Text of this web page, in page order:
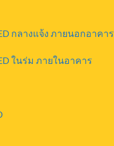
กลางแจ้ง ภายนอกอาคาร
ในร่ม ภายในอาคาร